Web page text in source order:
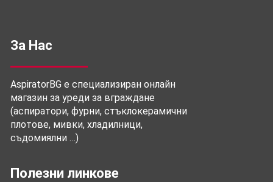
За Нас
AspiratorBG е специализиран онлайн
магазин за уреди за вграждане
(аспиратори, фурни, стъклокерамични
плотове, мивки, хладилници,
съдомиялни …)
Полезни линкове